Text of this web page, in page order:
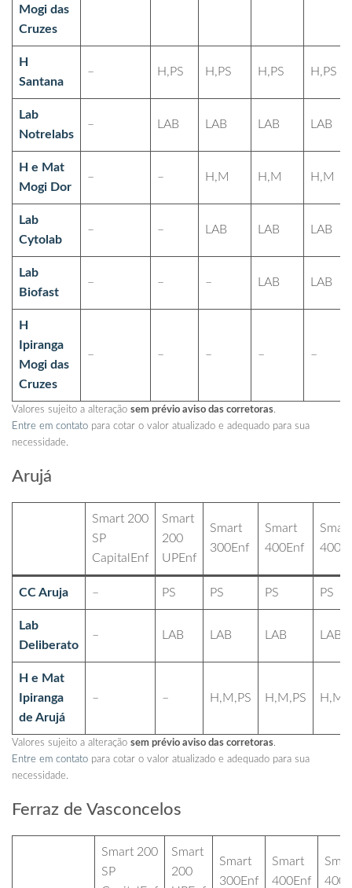
Mogi das
Cruzes
H
Santana
– H,PS H,PS H,PS H,PS
Lab
Notrelabs
– LAB LAB LAB LAB
H e Mat
Mogi Dor
– – H,M H,M H,M
Lab
Cytolab
– – LAB LAB LAB
Lab
Biofast
– – – LAB LAB
H
Ipiranga
Mogi das
Cruzes
– – – – –
Valores sujeito a alteração sem prévio aviso das corretoras.
Entre em contato para cotar o valor atualizado e adequado para sua
necessidade.
Arujá
Smart 200
SP
CapitalEnf
Smart
200
UPEnf
Smart
300Enf
Smart
400Enf
Smart
CC Aruja – PS PS PS PS
Lab
Deliberato
– LAB LAB LAB LAB
H e Mat
Ipiranga
de Arujá
– – H,M,PS H,M,PS
Valores sujeito a alteração sem prévio aviso das corretoras.
Entre em contato para cotar o valor atualizado e adequado para sua
necessidade.
Ferraz de Vasconcelos
Smart 200
SP
Smart
200
Smart
300Enf
Smart
400Enf